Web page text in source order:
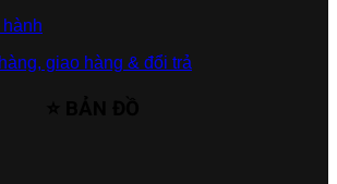
giao hàng & đổi trả